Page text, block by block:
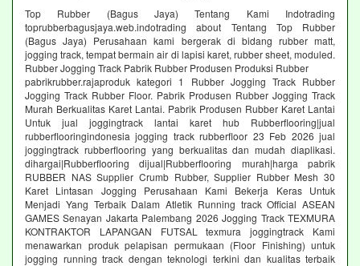
Top Rubber (Bagus Jaya) Tentang Kami Indotrading
toprubberbagusjaya.web.indotrading about Tentang Top Rubber
(Bagus Jaya) Perusahaan kami bergerak di bidang rubber matt,
jogging track, tempat bermain air di lapisi karet, rubber sheet, moduled.
Rubber Jogging Track Pabrik Rubber Produsen Produksi Rubber
pabrikrubber.rajaproduk kategori 1 Rubber Jogging Track Rubber
Jogging Track Rubber Floor. Pabrik Produsen Rubber Jogging Track
Murah Berkualitas Karet Lantai. Pabrik Produsen Rubber Karet Lantai
Untuk jual joggingtrack lantai karet hub Rubberflooring|jual
rubberflooringindonesia jogging track rubberfloor 23 Feb 2026 jual
joggingtrack rubberflooring yang berkualitas dan mudah diaplikasi.
dihargai|Rubberflooring dijual|Rubberflooring murah|harga pabrik
RUBBER NAS Supplier Crumb Rubber, Supplier Rubber Mesh 30
Karet Lintasan Jogging Perusahaan Kami Bekerja Keras Untuk
Menjadi Yang Terbaik Dalam Atletik Running track Official ASEAN
GAMES Senayan Jakarta Palembang 2026 Jogging Track TEXMURA
KONTRAKTOR LAPANGAN FUTSAL texmura joggingtrack Kami
menawarkan produk pelapisan permukaan (Floor Finishing) untuk
jogging running track dengan teknologi terkini dan kualitas terbaik